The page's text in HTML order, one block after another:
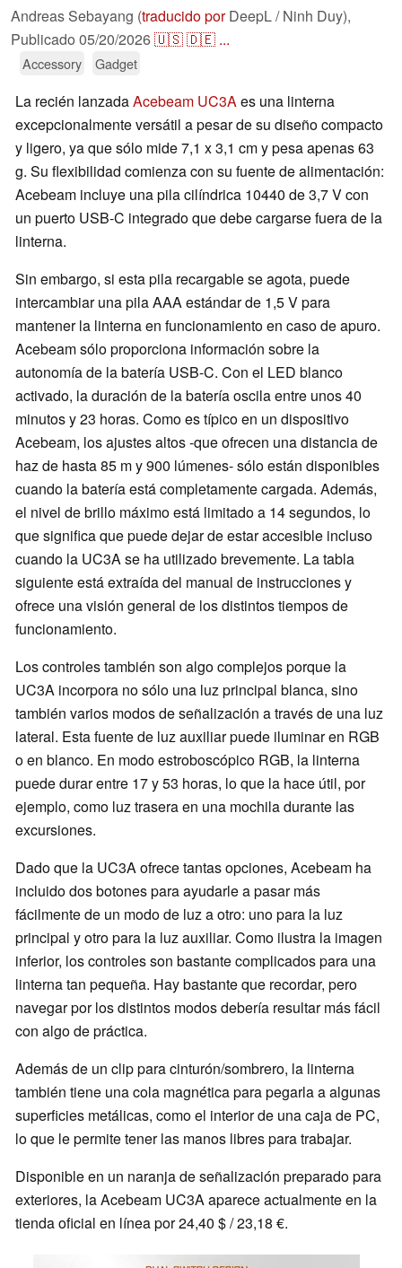
Andreas Sebayang (traducido porDeepL / Ninh Duy),
Publicado 05/20/2026🇺🇸🇩🇪 ...
Accessory Gadget
La recién lanzadaAcebeam UC3Aes una linterna
excepcionalmente versátil a pesar de su diseño compacto
y ligero, ya que sólo mide 7,1 x 3,1 cm y pesa apenas 63
g. Su flexibilidad comienza con su fuente de alimentación:
Acebeam incluye una pila cilíndrica 10440 de 3,7 V con
un puerto USB-C integrado que debe cargarse fuera de la
linterna.
Sin embargo, si esta pila recargable se agota, puede
intercambiar una pila AAA estándar de 1,5 V para
mantener la linterna en funcionamiento en caso de apuro.
Acebeam sólo proporciona información sobre la
autonomía de la batería USB-C. Con el LED blanco
activado, la duración de la batería oscila entre unos 40
minutos y 23 horas. Como es típico en un dispositivo
Acebeam, los ajustes altos -que ofrecen una distancia de
haz de hasta 85 m y 900 lúmenes- sólo están disponibles
cuando la batería está completamente cargada. Además,
el nivel de brillo máximo está limitado a 14 segundos, lo
que significa que puede dejar de estar accesible incluso
cuando la UC3A se ha utilizado brevemente. La tabla
siguiente está extraída del manual de instrucciones y
ofrece una visión general de los distintos tiempos de
funcionamiento.
Los controles también son algo complejos porque la
UC3A incorpora no sólo una luz principal blanca, sino
también varios modos de señalización a través de una luz
lateral. Esta fuente de luz auxiliar puede iluminar en RGB
o en blanco. En modo estroboscópico RGB, la linterna
puede durar entre 17 y 53 horas, lo que la hace útil, por
ejemplo, como luz trasera en una mochila durante las
excursiones.
Dado que la UC3A ofrece tantas opciones, Acebeam ha
incluido dos botones para ayudarle a pasar más
fácilmente de un modo de luz a otro: uno para la luz
principal y otro para la luz auxiliar. Como ilustra la imagen
inferior, los controles son bastante complicados para una
linterna tan pequeña. Hay bastante que recordar, pero
navegar por los distintos modos debería resultar más fácil
con algo de práctica.
Además de un clip para cinturón/sombrero, la linterna
también tiene una cola magnética para pegarla a algunas
superficies metálicas, como el interior de una caja de PC,
lo que le permite tener las manos libres para trabajar.
Disponible en un naranja de señalización preparado para
exteriores, la Acebeam UC3A aparece actualmente en la
tienda oficial en línea por 24,40 $ / 23,18 €.